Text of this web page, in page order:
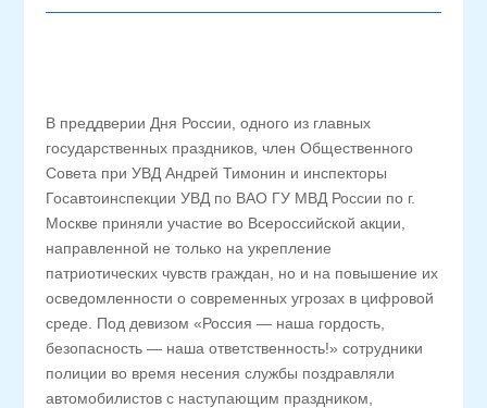
В преддверии Дня России, одного из главных
государственных праздников, член Общественного
Совета при УВД Андрей Тимонин и инспекторы
Госавтоинспекции УВД по ВАО ГУ МВД России по г.
Москве приняли участие во Всероссийской акции,
направленной не только на укрепление
патриотических чувств граждан, но и на повышение их
осведомленности о современных угрозах в цифровой
среде. Под девизом «Россия — наша гордость,
безопасность — наша ответственность!» сотрудники
полиции во время несения службы поздравляли
автомобилистов с наступающим праздником,